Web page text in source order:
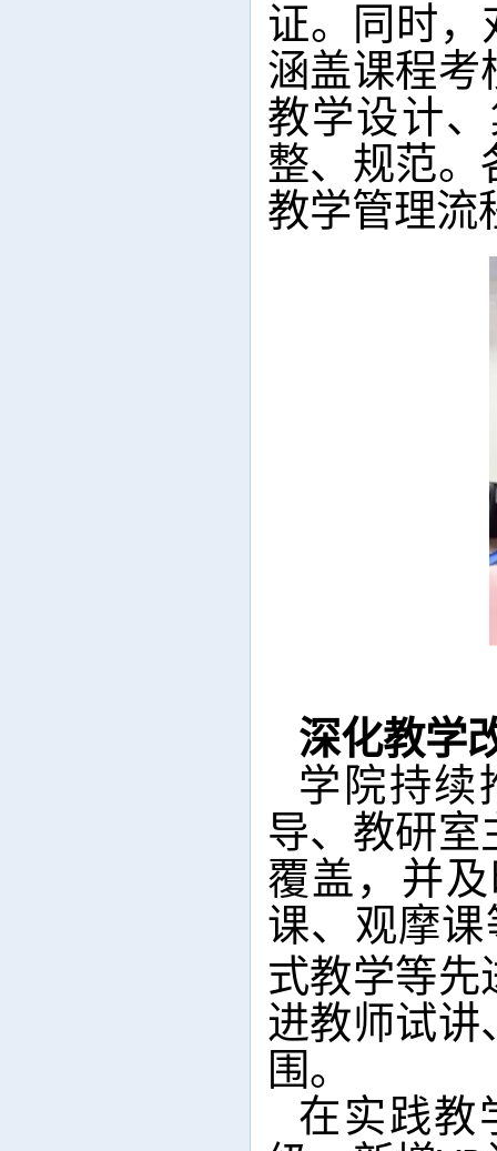
证。同时，
涵盖课程考
教学设计
整、规范。
教学管理流
深化教学
学院持续
导、教研室
覆盖，并
课、观摩
式教学等先
进教师试讲
围。
在实践教